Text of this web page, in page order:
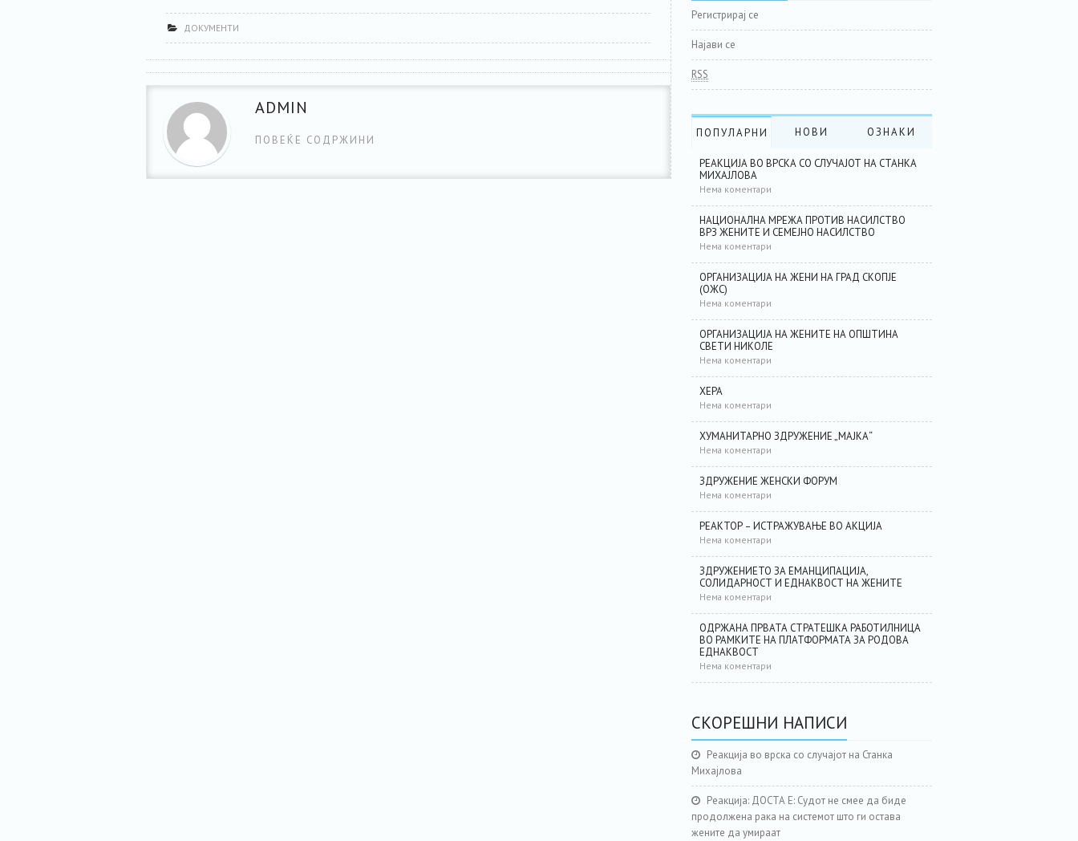
ДОКУМЕНТИ
ADMIN
ПОВЕЌЕ СОДРЖИНИ
Регистрирај се
Најави се
RSS
ПОПУЛАРНИ НОВИ ОЗНАКИ
РЕАКЦИЈА ВО ВРСКА СО СЛУЧАЈОТ НА СТАНКА
МИХАЈЛОВА
Нема коментари
НАЦИОНАЛНА МРЕЖА ПРОТИВ НАСИЛСТВО
ВРЗ ЖЕНИТЕ И СЕМЕЈНО НАСИЛСТВО
Нема коментари
ОРГАНИЗАЦИЈА НА ЖЕНИ НА ГРАД СКОПЈЕ
(ОЖС)
Нема коментари
ОРГАНИЗАЦИЈА НА ЖЕНИТЕ НА ОПШТИНА
СВЕТИ НИКОЛЕ
Нема коментари
ХЕРА
Нема коментари
ХУМАНИТАРНО ЗДРУЖЕНИЕ „МАЈКА“
Нема коментари
ЗДРУЖЕНИЕ ЖЕНСКИ ФОРУМ
Нема коментари
РЕАКТОР – ИСТРАЖУВАЊЕ ВО АКЦИЈА
Нема коментари
ЗДРУЖЕНИЕТО ЗА ЕМАНЦИПАЦИЈА,
СОЛИДАРНОСТ И ЕДНАКВОСТ НА ЖЕНИТЕ
Нема коментари
ОДРЖАНА ПРВАТА СТРАТЕШКА РАБОТИЛНИЦА
ВО РАМКИТЕ НА ПЛАТФОРМАТА ЗА РОДОВА
ЕДНАКВОСТ
Нема коментари
СКОРЕШНИ НАПИСИ
Реакција во врска со случајот на Станка
Михајлова
Реакција: ДОСТА Е: Судот не смее да биде
продолжена рака на системот што ги остава
жените да умираат